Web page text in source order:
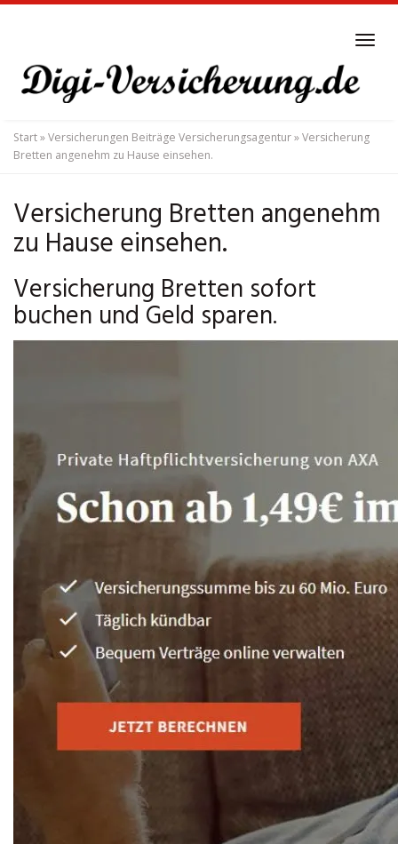
main
content
Start»Versicherungen Beiträge Versicherungsagentur»Versicherung
Bretten angenehm zu Hause einsehen.
Versicherung Bretten angenehm
zu Hause einsehen.
Versicherung Bretten sofort
buchen und Geld sparen.